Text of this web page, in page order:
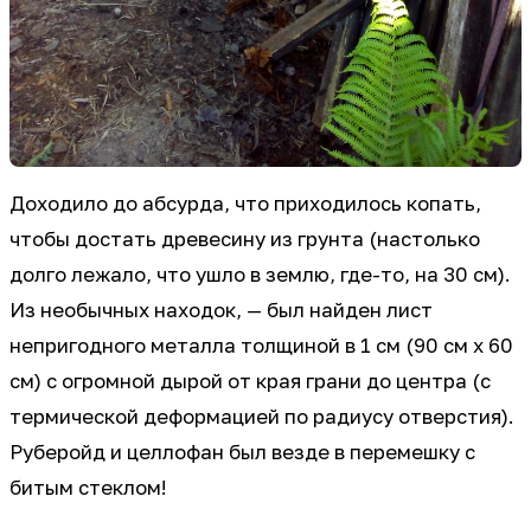
Доходило до абсурда, что приходилось копать,
чтобы достать древесину из грунта (настолько
долго лежало, что ушло в землю, где-то, на 30 см).
Из необычных находок, — был найден лист
непригодного металла толщиной в 1 см (90 см x 60
см) с огромной дырой от края грани до центра (с
термической деформацией по радиусу отверстия).
Руберойд и целлофан был везде в перемешку с
битым стеклом!